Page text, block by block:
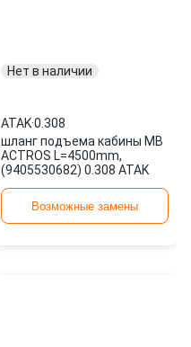
Нет в наличии
ATAK·0.308
шланг подъема кабины MB
ACTROS L=4500mm,
(9405530682) 0.308 ATAK
Возможные замены